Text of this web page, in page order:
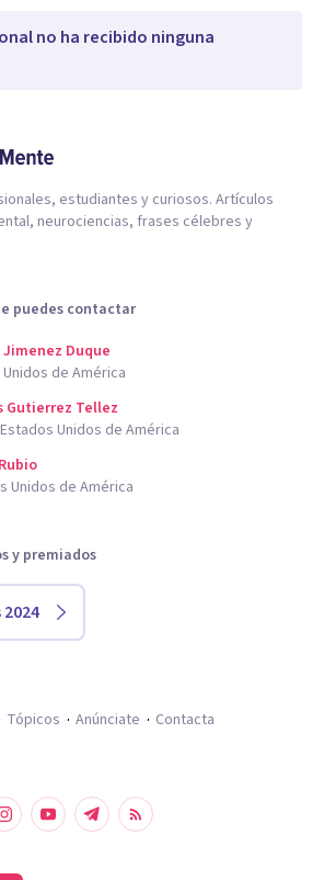
no ha recibido ninguna
estudiantes y curiosos. Artículos
neurociencias, frases célebres y
puedes contactar
Duque
de América
Gutierrez Tellez
Unidos de América
Unidos de América
y premiados
Tópicos Anúnciate Contacta